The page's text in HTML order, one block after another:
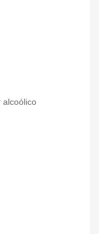
alcoólico